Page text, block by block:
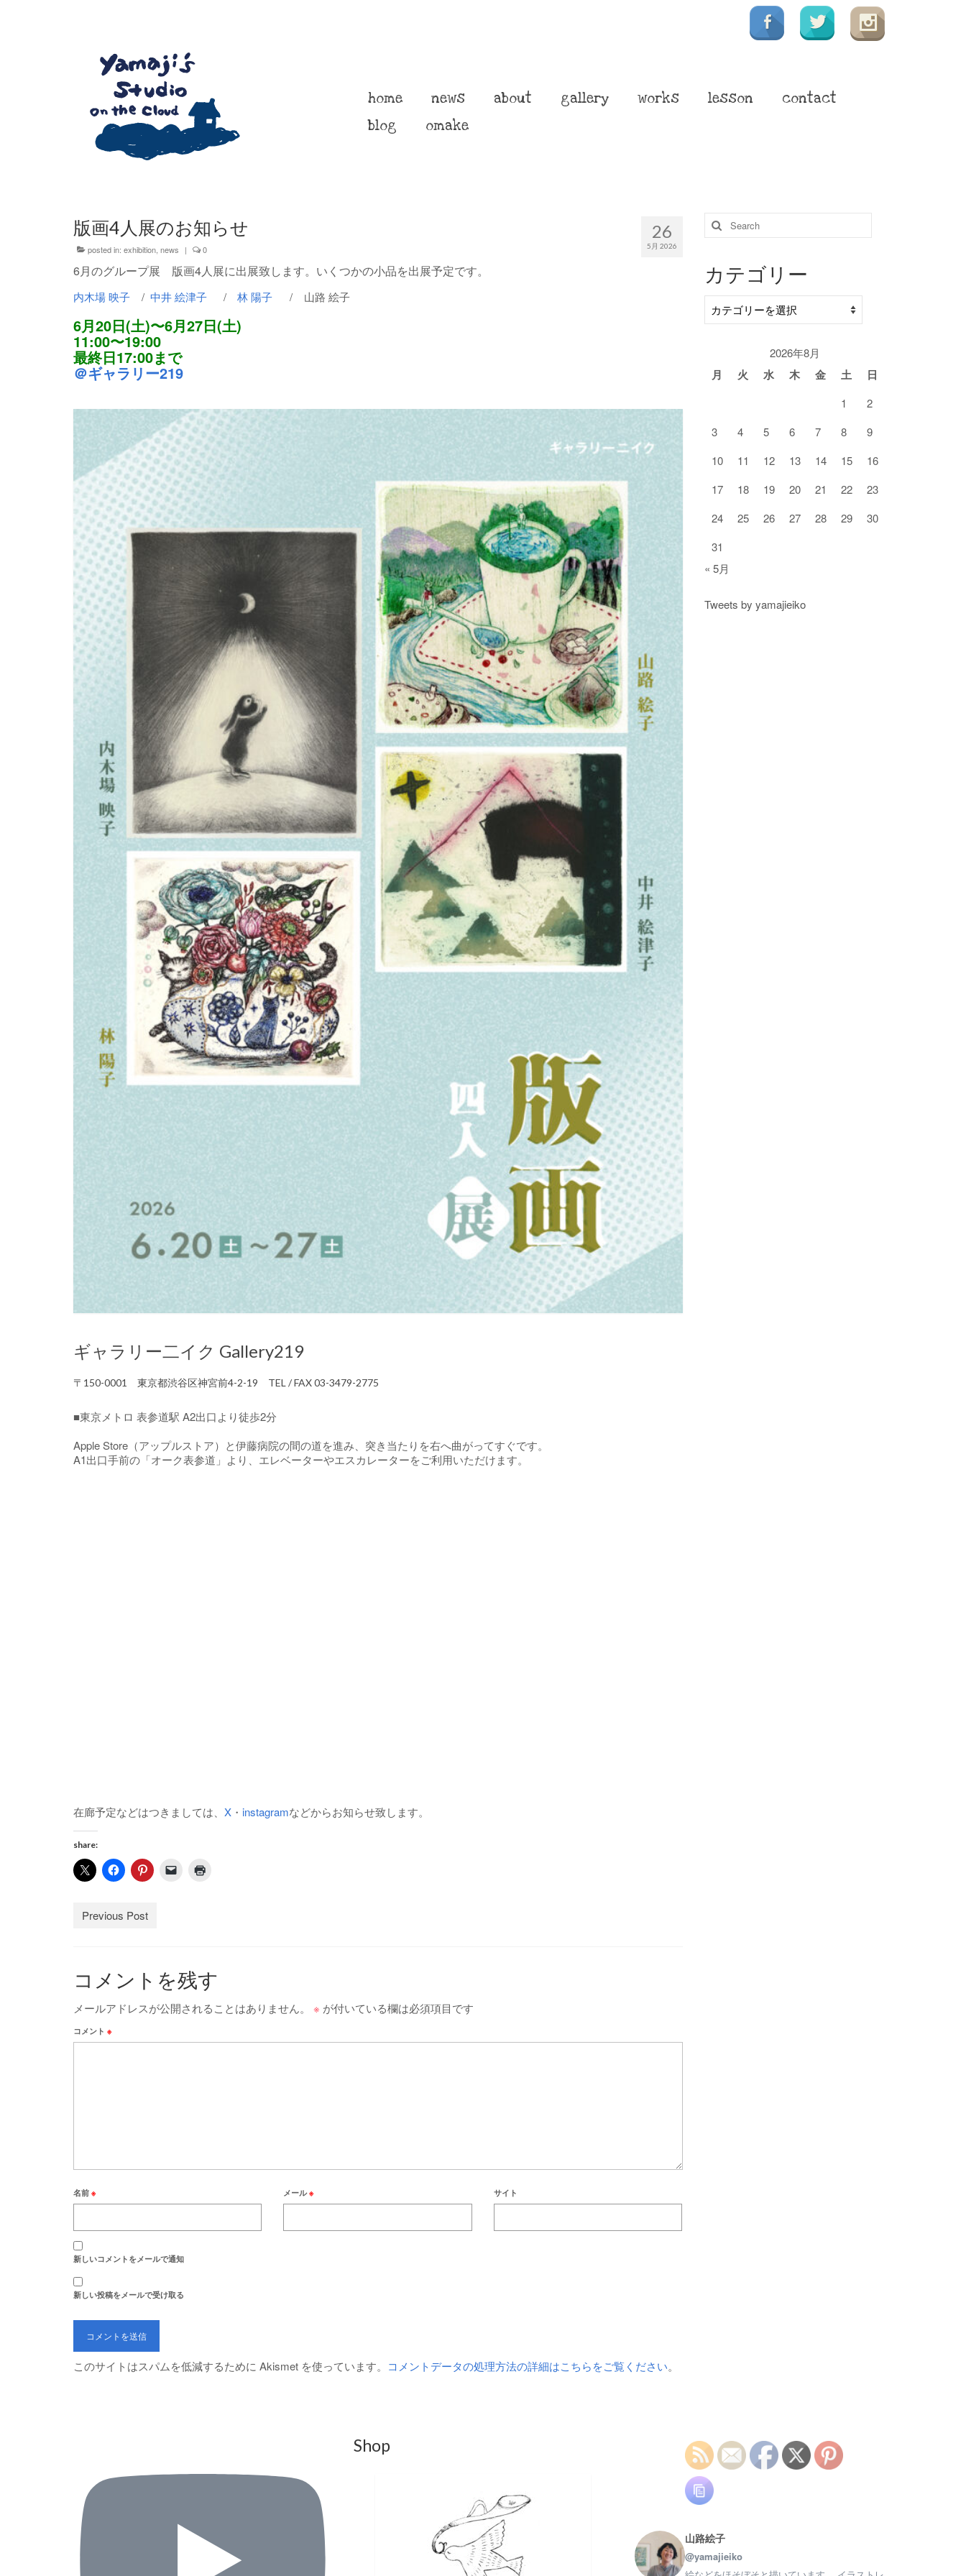
home news about gallery works lesson
contact
blog
omake
26
5月 2026
版画4人展のお知らせ
posted in: exhibition news | 0
6月のグループ展 版画4人展に出展致します。いくつかの小品を出展予定です。
内木場 映子 / 中井 絵津子 / 林 陽子 / 山路 絵子
6月20日(土)〜6月27日(土)
11:00〜19:00
最終日17:00まで
＠ギャラリー219
ギャラリー二イク Gallery219
〒150-0001 東京都渋谷区神宮前4-2-19 TEL / FAX 03-3479-2775
■東京メトロ 表参道駅 A2出口より徒歩2分
Apple Store（アップルストア）と伊藤病院の間の道を進み、突き当たりを右へ曲がってすぐです。
A1出口手前の「オーク表参道」より、エレベーターやエスカレーターをご利用いただけます。
在廊予定などはつきましては、 X ・ instagramなどからお知らせ致します。
share:
Previous Post
コメントを残す
メールアドレスが公開されることはありません。 ※ が付いている欄は必須項目です
コメント ※
名前 ※ メール※ サイト
新しいコメントをメールで通知
新しい投稿をメールで受け取る
このサイトはスパムを低減するために Akismet を使っています。 コメントデータの処理方法の詳細はこちらをご覧ください。
Search
for:
カテゴリー
テ
2026年8月
月 火 水 木 金 土 日
1
2
3
4 5 6 7 8
9
10
11 12 13 14 15
16
17
18 19 20 21 22
23
24
25 26 27 28 29
30
31
« 5月
Tweets by yamajieiko
Shop
山路絵子
@yamajieiko